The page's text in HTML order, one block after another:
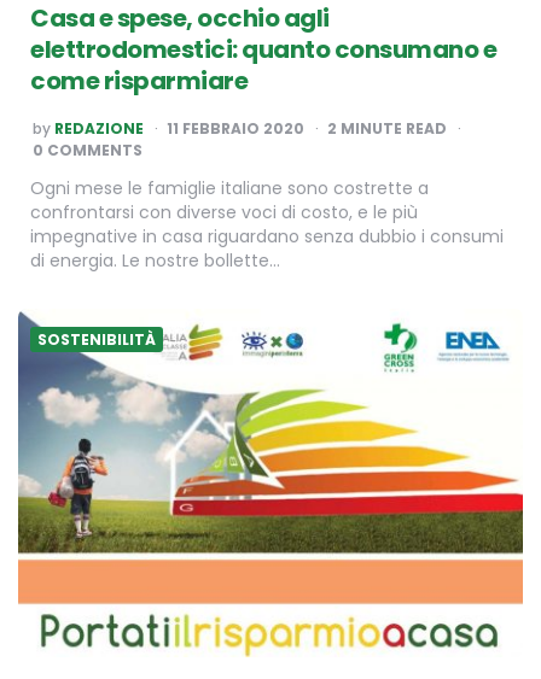
Casa e spese, occhio agli
elettrodomestici: quanto consumano e
come risparmiare
POSTED
BY
by REDAZIONE 11 FEBBRAIO 2020 2 MINUTE READ
0 COMMENTS
Ogni mese le famiglie italiane sono costrette a
confrontarsi con diverse voci di costo, e le più
impegnative in casa riguardano senza dubbio i consumi
di energia. Le nostre bollette…
SOSTENIBILITÀ